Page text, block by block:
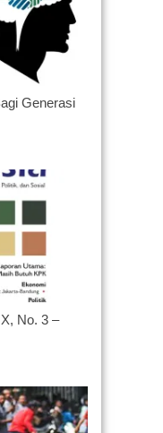
Generasi
No. 3 –